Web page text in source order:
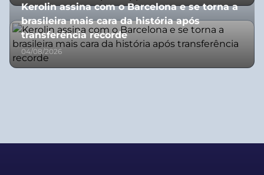
Kerolin assina com o Barcelona e se torna a
brasileira mais cara da história após
transferência recorde
04/08/2026